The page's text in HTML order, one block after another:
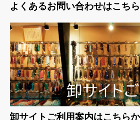
よくあるお問い合わせはこち
卸サイトご利用案内はこちら